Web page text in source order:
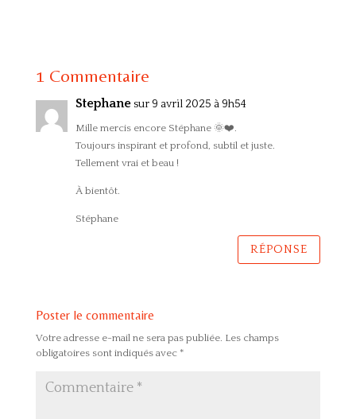
1 Commentaire
Stephane sur 9 avril 2025 à 9h54
Mille mercis encore Stéphane 🌞❤️.
Toujours inspirant et profond, subtil et juste.
Tellement vrai et beau !
À bientôt.
Stéphane
RÉPONSE
Poster le commentaire
Votre adresse e-mail ne sera pas publiée. Les champs
obligatoires sont indiqués avec *